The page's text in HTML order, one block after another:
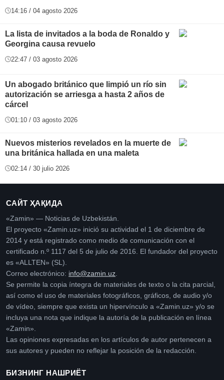
14:16 / 04 agosto 2026
La lista de invitados a la boda de Ronaldo y
Georgina causa revuelo
22:47 / 03 agosto 2026
Un abogado británico que limpió un río sin
autorización se arriesga a hasta 2 años de
cárcel
01:10 / 03 agosto 2026
Nuevos misterios revelados en la muerte de
una británica hallada en una maleta
02:14 / 30 julio 2026
САЙТ ҲАҚИДА
«Zamin» — Noticias de Uzbekistán.
El proyecto «Zamin.uz» inició su actividad el 1 de diciembre de
2014 y está registrado como medio de comunicación con el
certificado n.º 1117 del 5 de julio de 2016. El fundador del proyecto
es «ALLTEN» (SL).
Correo electrónico: info@zamin.uz
Se permite la copia íntegra de materiales de texto o la cita parcial,
así como el uso de materiales fotográficos, gráficos, de audio y/o
de vídeo, siempre que exista un hipervínculo a «Zamin.uz» y/o se
incluya una nota que indique la autoría de la publicación en línea
«Zamin».
Las opiniones expresadas en los artículos de autor pertenecen a
sus autores y pueden no reflejar la posición de la redacción.
БИЗНИНГ НАШРИЁТ